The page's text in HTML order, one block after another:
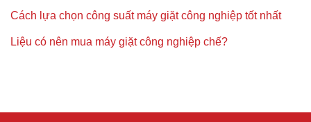
Cách lựa chọn công suất máy giặt công nghiệp tốt nhất
Liệu có nên mua máy giặt công nghiệp chế?